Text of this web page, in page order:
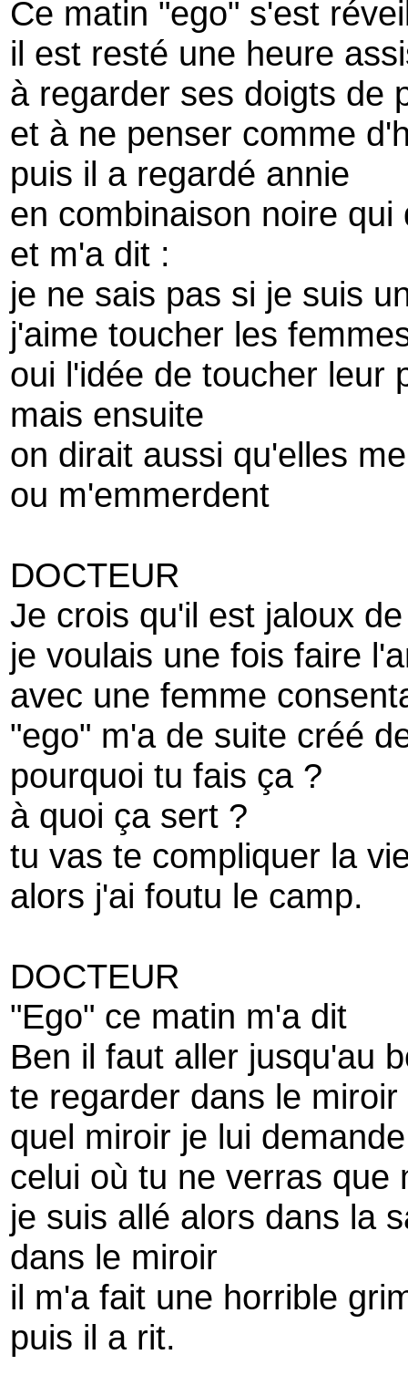
Ce matin "ego" s'est
il est resté une heure
à regarder ses doigts de
et à ne penser comme
puis il a regardé annie
en combinaison noire qui
et m'a dit :
je ne sais pas si je suis
j'aime toucher les
oui l'idée de toucher leur
mais ensuite
on dirait aussi qu'elles
ou m'emmerdent
DOCTEUR
Je crois qu'il est jaloux
je voulais une fois faire
avec une femme
"ego" m'a de suite créé
pourquoi tu fais ça ?
à quoi ça sert ?
tu vas te compliquer la
alors j'ai foutu le camp.
DOCTEUR
"Ego" ce matin m'a dit
Ben il faut aller jusqu'au
te regarder dans le miroir
quel miroir je lui
celui où tu ne verras que
je suis allé alors dans la
dans le miroir
il m'a fait une horrible
puis il a rit.